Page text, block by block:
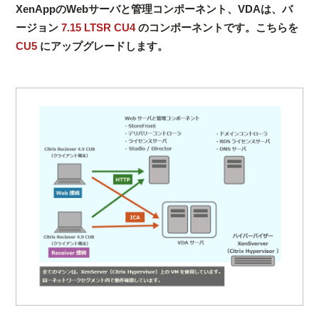
XenAppのWebサーバと管理コンポーネント、VDAは、バ
ージョン7.15 LTSR CU4のコンポーネントです。こちらを
CU5 にアップグレードします。